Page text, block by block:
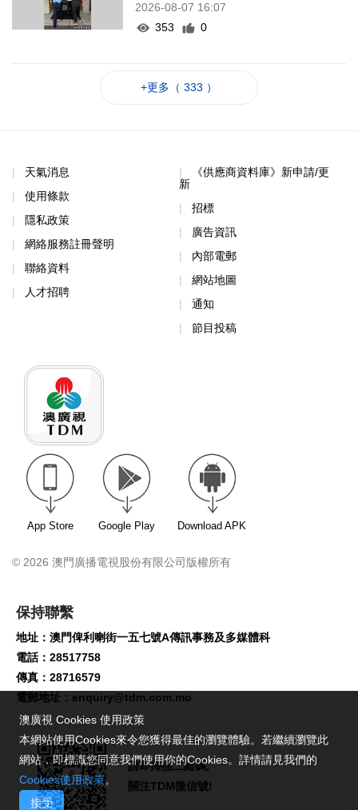
2026-08-07 16:07
353
0
+更多（ 333 ）
天氣消息
使用條款
隱私政策
網絡服務註冊聲明
聯絡資料
人才招聘
《供應商資料庫》新申請/更
新
招標
廣告資訊
內部電郵
網站地圖
通知
節目投稿
App Store Google Play Download APK
© 2026 澳門廣播電視股份有限公司版權所有
保持聯繫
地址：澳門俾利喇街一五七號A傳訊事務及多媒體科
電話：28517758
傳真：28716579
電郵地址： enquiry@tdm.com.mo
請即掃描二維碼,
關注TDM微信號!
澳廣視 Cookies 使用政策
本網站使用Cookies來令您獲得最佳的瀏覽體驗。若繼續瀏覽此
網站，即標識您同意我們使用你的Cookies。詳情請見我們的
Cookies使用政策。
接受